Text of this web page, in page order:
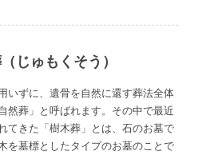
じゅもくそう）
いずに、遺骨を自然に還す葬法全体
然葬」と呼ばれます。その中で最近
てきた「樹木葬」とは、石のお墓で
を墓標としたタイプのお墓のことで